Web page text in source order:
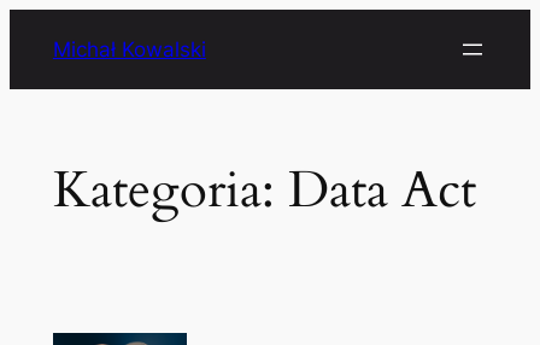
treści
Michał Kowalski
Kategoria: Data Act